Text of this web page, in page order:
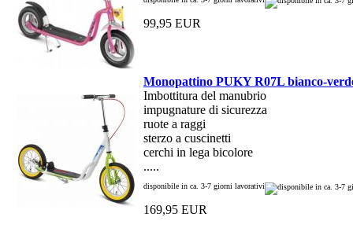
99,95 EUR
Monopattino PUKY R07L bianco-
Imbottitura del manubrio
impugnature di sicurezza
ruote a raggi
sterzo a cuscinetti
cerchi in lega bicolore
.....
disponibile in ca. 3-7 giorni lavorativi
169,95 EUR